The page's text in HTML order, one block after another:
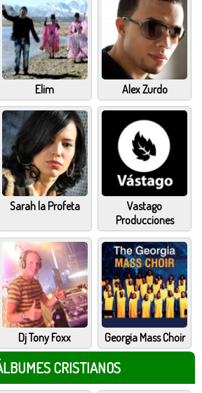
Elim Alex Zurdo
Sarah la Profeta
Vastago
Producciones
Dj Tony Foxx Georgia Mass Choir
CRISTIANOS